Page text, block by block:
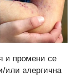
и промени се
или алергична